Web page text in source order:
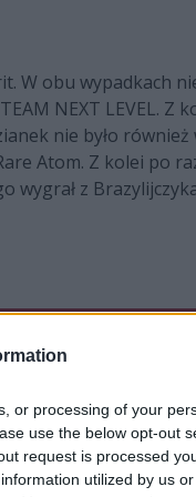
or processing of your
use the below opt-out
request is processed
utilized by us
W obu wypadkach
NEXT LEVEL. Z
nie było również
Atom. Z kolei po
wygrał z
Virtus.pro